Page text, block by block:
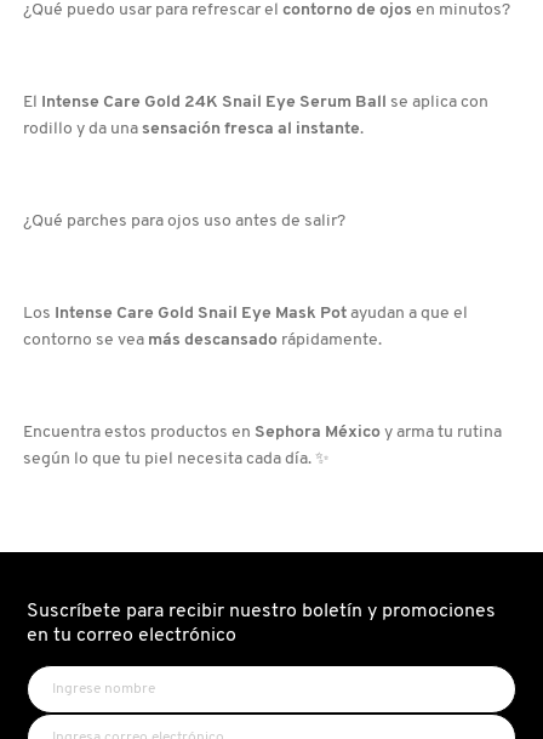
DOLCE&GABBANA
DR. DENNIS GROSS SKINCARE
DYSON
FENTY SKIN
¿Qué puedo usar para refrescar el contorno de ojos en minutos?
El Intense Care Gold 24K Snail Eye Serum Ball se aplica con
rodillo y da una sensación fresca al instante.
¿Qué parches para ojos uso antes de salir?
Los Intense Care Gold Snail Eye Mask Pot ayudan a que el
contorno se vea más descansado rápidamente.
Encuentra estos productos en Sephora México y arma tu rutina
según lo que tu piel necesita cada día. ✨
Suscríbete para recibir nuestro boletín y promociones
en tu correo electrónico